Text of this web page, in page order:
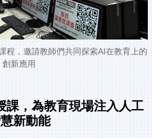
程，邀請教師們共同探索AI在教育上的
創新應用
課，為教育現場注入人工
新動能